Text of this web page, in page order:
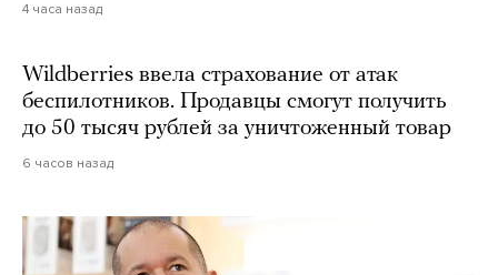
4 часа назад
Wildberries ввела страхование от атак
беспилотников. Продавцы смогут получить
до 50 тысяч рублей за уничтоженный товар
6 часов назад